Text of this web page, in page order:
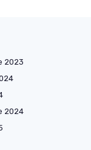
2023
2024